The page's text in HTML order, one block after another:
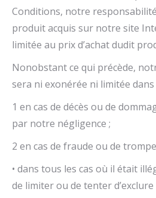
Conditions, notre
produit acquis sur notre site
limitée au prix d’achat dudit
Nonobstant ce qui précède,
sera ni exonérée ni limitée dans
1 en cas de décès ou de
par notre négligence ;
2 en cas de fraude ou de
• dans tous les cas où il était
de limiter ou de tenter